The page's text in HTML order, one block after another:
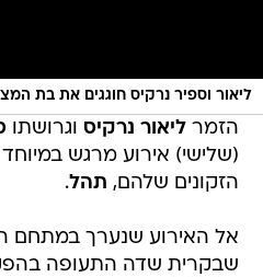
ליאור וספיר נרקיס חוגגים את בת
הזמרליאור נרקיס וגרושתו
(שלישי) אירוע מרגש
הזקונים שלהם, תהל.
שבקרית שדה התעופה